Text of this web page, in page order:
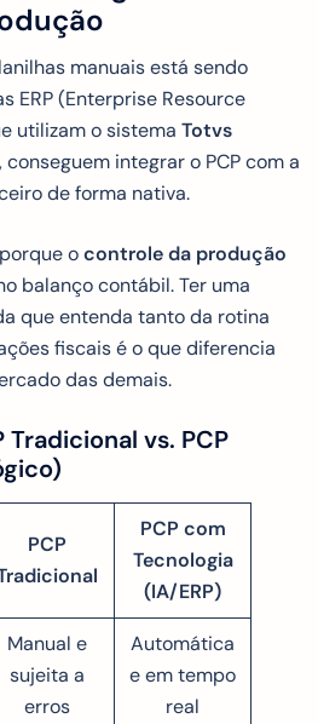
manuais está sendo
ERP (Enterprise Resource
utilizam o sistema Totvs
conseguem integrar o PCP com a
de forma nativa.
ocontrole da produção
balanço contábil. Ter uma
que entenda tanto da rotina
fiscais é o que diferencia
das demais.
vs. PCP
PCP
PCP com
Tecnologia
(IA/ERP)
Manual e
sujeita a
erros
Automática
e em tempo
real